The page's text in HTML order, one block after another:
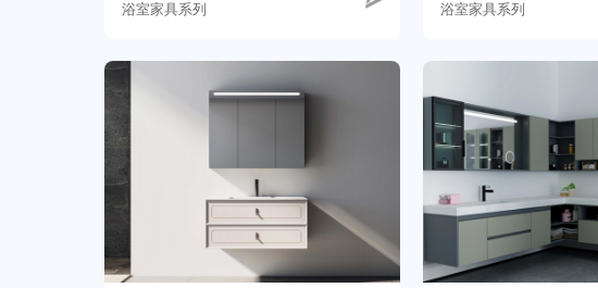
浴室家具系列 浴室家具系列